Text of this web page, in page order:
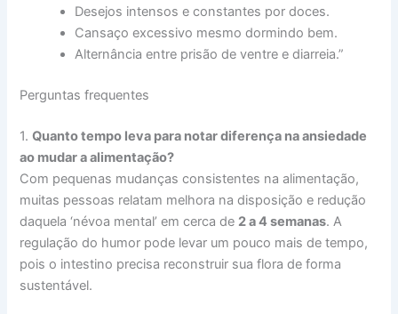
Desejos intensos e constantes por doces.
Cansaço excessivo mesmo dormindo bem.
Alternância entre prisão de ventre e diarreia.”
Perguntas frequentes
1.Quanto tempo leva para notar diferença na ansiedade
ao mudar a alimentação?
Com pequenas mudanças consistentes na alimentação,
muitas pessoas relatam melhora na disposição e redução
daquela ‘névoa mental’ em cerca de 2 a 4 semanas. A
regulação do humor pode levar um pouco mais de tempo,
pois o intestino precisa reconstruir sua flora de forma
sustentável.